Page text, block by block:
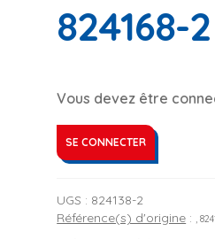
824168-2
Vous devez être
SE CONNECTER
UGS : 824138-2
Référence(s) d'origine : ,